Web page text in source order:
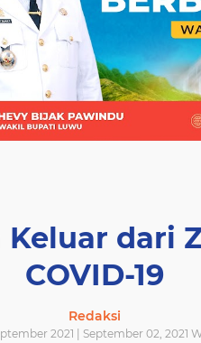
(7)
dari
COVID-19
Redaksi
2021 | September 02, 2021